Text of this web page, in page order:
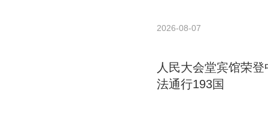
2026-08-07
人民大会堂宾馆荣
法通行193国